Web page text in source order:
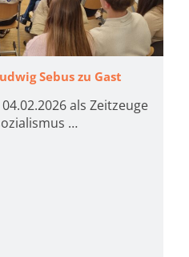
Sebus zu Gast
als Zeitzeuge
…